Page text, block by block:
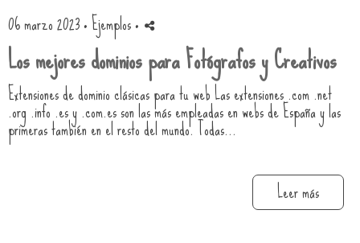
06 marzo 2023 ·Ejemplos·
Los mejores dominios para Fotógrafos y Creativos
Extensiones de dominio clásicas para tu web Las extensiones .com .net
.org .info .es y .com.es son las más empleadas en webs de España y las
primeras también en el resto del mundo. Todas...
Leer más